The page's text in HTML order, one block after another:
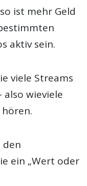
ist mehr Geld
aktiv sein.
viele Streams
also wieviele
den
ein „Wert oder